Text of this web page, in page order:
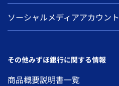
ソーシャルメディアアカウント
その他みずほ銀行に関する情報
商品概要説明書一覧